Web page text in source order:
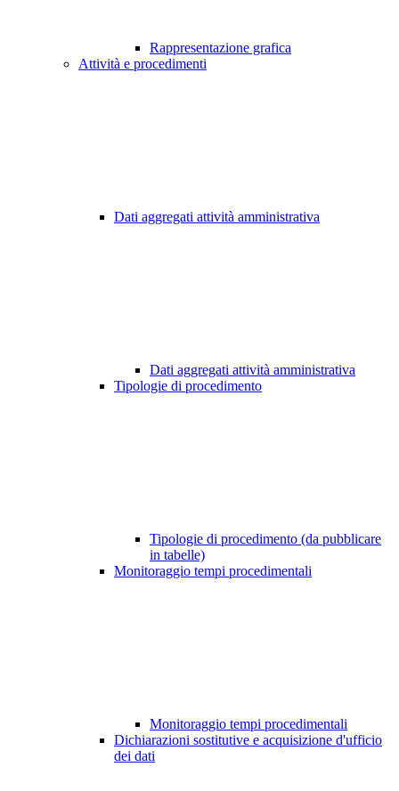
Rappresentazione grafica
Attività e procedimenti
Dati aggregati attività amministrativa
Dati aggregati attività amministrativa
Tipologie di procedimento
Tipologie di procedimento (da pubblicare
in tabelle)
Monitoraggio tempi procedimentali
Monitoraggio tempi procedimentali
Dichiarazioni sostitutive e acquisizione d'ufficio
dei dati